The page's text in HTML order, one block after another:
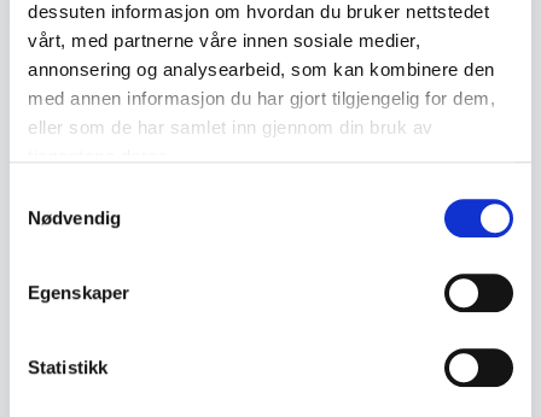
dessuten informasjon om hvordan du bruker nettstedet
vårt, med partnerne våre innen sosiale medier,
annonsering og analysearbeid, som kan kombinere den
med annen informasjon du har gjort tilgjengelig for dem,
eller som de har samlet inn gjennom din bruk av
Nødvendig
Egenskaper
Statistikk
#399 #401
Description
Set of Hardanger Cutlery Ramona consisting of
original boxes.